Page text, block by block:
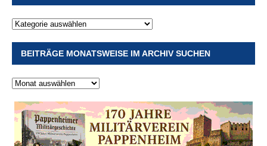
BEITRÄGE MONATSWEISE IM ARCHIV SUCHEN